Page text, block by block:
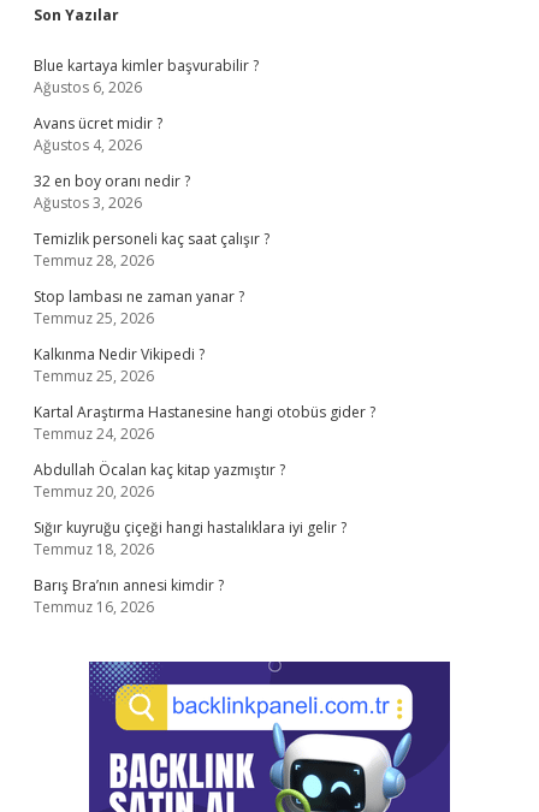
Sidebar
Son Yazılar
Blue kartaya kimler başvurabilir ?
Ağustos 6, 2026
Avans ücret midir ?
Ağustos 4, 2026
32 en boy oranı nedir ?
Ağustos 3, 2026
Temizlik personeli kaç saat çalışır ?
Temmuz 28, 2026
Stop lambası ne zaman yanar ?
Temmuz 25, 2026
Kalkınma Nedir Vikipedi ?
Temmuz 25, 2026
Kartal Araştırma Hastanesine hangi otobüs gider ?
Temmuz 24, 2026
Abdullah Öcalan kaç kitap yazmıştır ?
Temmuz 20, 2026
Sığır kuyruğu çiçeği hangi hastalıklara iyi gelir ?
Temmuz 18, 2026
Barış Bra’nın annesi kimdir ?
Temmuz 16, 2026